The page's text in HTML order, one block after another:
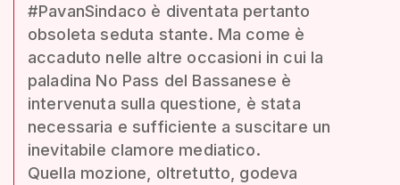
#PavanSindaco è diventata pertanto
obsoleta seduta stante. Ma come è
accaduto nelle altre occasioni in cui la
paladina No Pass del Bassanese è
intervenuta sulla questione, è stata
necessaria e sufficiente a suscitare un
inevitabile clamore mediatico.
Quella mozione, oltretutto, godeva